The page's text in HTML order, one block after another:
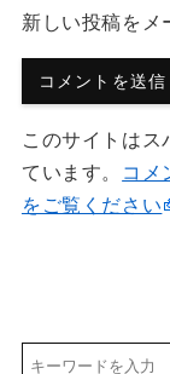
新しい投稿をメ
このサイトは
ています。 コメ
をご覧ください